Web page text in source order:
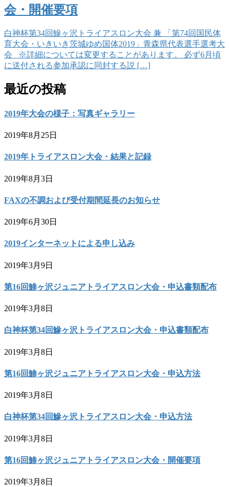
会・開催要項
白神杯第34回鰺ヶ沢トライアスロン大会 兼 「第74回国民体
育大会・いきいき茨城ゆめ国体2019」青森県代表選手選考大
会 ※詳細については変更することがあります。 必ず6月頃
に送付される参加承認に同封する説 […]
最近の投稿
2019年大会の様子：写真ギャラリー
2019年8月25日
2019年トライアスロン大会・結果と記録
2019年8月3日
FAXの不調および受付期間延長のお知らせ
2019年6月30日
2019インターネットによる申し込み
2019年3月9日
第16回鯵ヶ沢ジュニアトライアスロン大会・申込書類配布
2019年3月8日
白神杯第34回鰺ヶ沢トライアスロン大会・申込書類配布
2019年3月8日
第16回鯵ヶ沢ジュニアトライアスロン大会・申込方法
2019年3月8日
白神杯第34回鰺ヶ沢トライアスロン大会・申込方法
2019年3月8日
第16回鯵ヶ沢ジュニアトライアスロン大会・開催要項
2019年3月8日